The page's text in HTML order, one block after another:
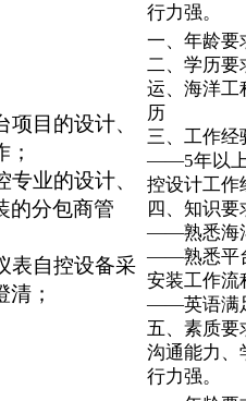
行力强。
项目的设计、
专业的设计、
的分包商管
表自控设备采
；
一、年龄要
二、学历要
运、海洋工
历
三、工作经
——5年以上
控设计工作
四、知识要
——熟悉海
——熟悉平
安装工作流
——英语满
五、素质要
沟通能力、
行力强。